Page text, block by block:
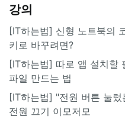
강의
[IT하는법] 신형 노트북의
키로 바꾸려면?
[IT하는법] 따로 앱 설치할
파일 만드는 법
[IT하는법] "전원 버튼 눌렀
전원 끄기 이모저모